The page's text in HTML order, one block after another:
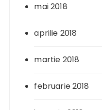
mai 2018
aprilie 2018
martie 2018
februarie 2018